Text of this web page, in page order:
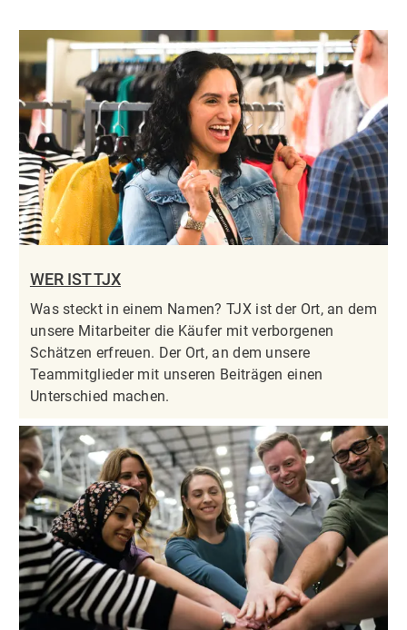
WER IST TJX
Was steckt in einem Namen? TJX ist der Ort, an dem
unsere Mitarbeiter die Käufer mit verborgenen
Schätzen erfreuen. Der Ort, an dem unsere
Teammitglieder mit unseren Beiträgen einen
Unterschied machen.